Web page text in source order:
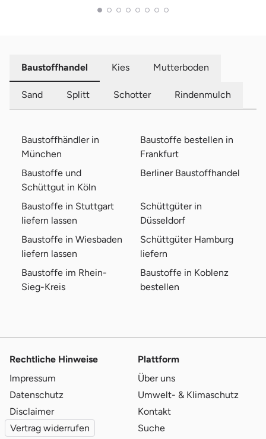
Baustoffhandel Kies Mutterboden
Sand Splitt Schotter Rindenmulch
Baustoffhändler in
München
Baustoffe bestellen in
Frankfurt
Baustoffe und
Schüttgut in Köln
Berliner Baustoffhandel
Baustoffe in Stuttgart
liefern lassen
Schüttgüter in
Düsseldorf
Baustoffe in Wiesbaden
liefern lassen
Schüttgüter Hamburg
liefern
Baustoffe im Rhein-
Sieg-Kreis
Baustoffe in Koblenz
bestellen
Rechtliche Hinweise
Impressum
Datenschutz
Disclaimer
Vertrag widerrufen
Plattform
Über uns
Umwelt- & Klimaschutz
Kontakt
Suche